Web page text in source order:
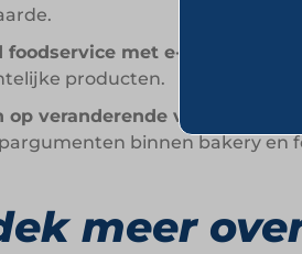
foodservice met e-commerce
producten.
op veranderende
binnen bakery en
meer